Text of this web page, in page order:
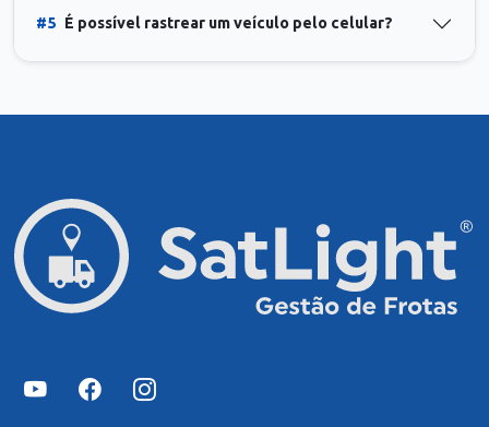
#5 É possível rastrear um veículo pelo celular?